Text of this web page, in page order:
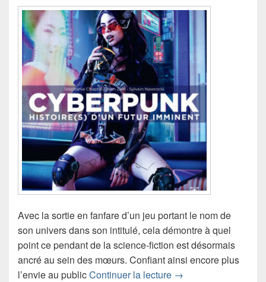
Avec la sortie en fanfare d’un jeu portant le nom de
son univers dans son intitulé, cela démontre à quel
point ce pendant de la science-fiction est désormais
ancré au sein des mœurs. Confiant ainsi encore plus
l’envie au publicContinuer la lecture Critique du livre
→